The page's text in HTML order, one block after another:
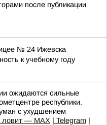
после публикации
№ 24 Ижевска
к учебному году
ожидаются сильные
республики.
с ухудшением
ловит — MAX | Telegram |